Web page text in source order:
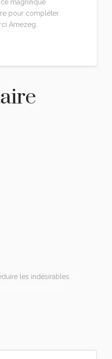
ce magnifique
pour compléter
Amezeg.
les indésirables.